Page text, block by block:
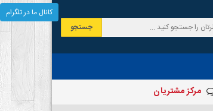
جستجو
مرکز مشتریان
کانال ما در تلگرام